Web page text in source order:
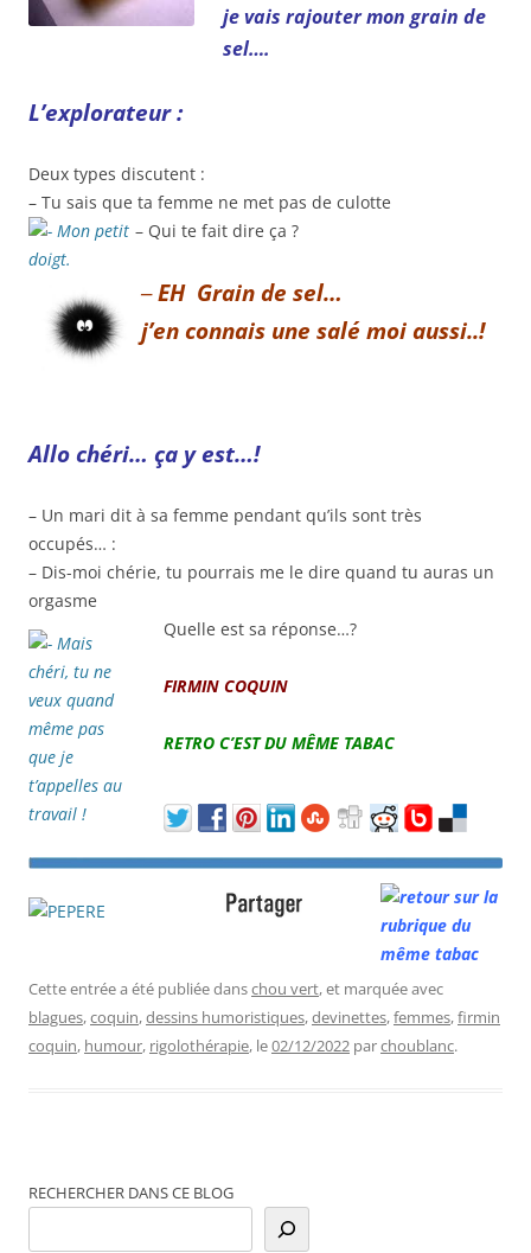
je vais rajouter mon grain de
sel….
L’explorateur :
Deux types discutent :
– Tu sais que ta femme ne met pas de culotte
– Qui te fait dire ça ?
–EH Grain de sel…
j’en connais une salé moi aussi..!
Allo chéri… ça y est…!
– Un mari dit à sa femme pendant qu’ils sont très
occupés… :
– Dis-moi chérie, tu pourrais me le dire quand tu auras un
orgasme
Quelle est sa réponse…?
FIRMIN COQUIN
RETRO C’EST DU MÊME TABAC
Cette entrée a été publiée danschou vert, et marquée avec
blagues,coquin,dessins humoristiques,devinettes,femmes,firmin
coquin, humour, rigolothérapie, le02/12/2022 parchoublanc.
RECHERCHER DANS CE BLOG